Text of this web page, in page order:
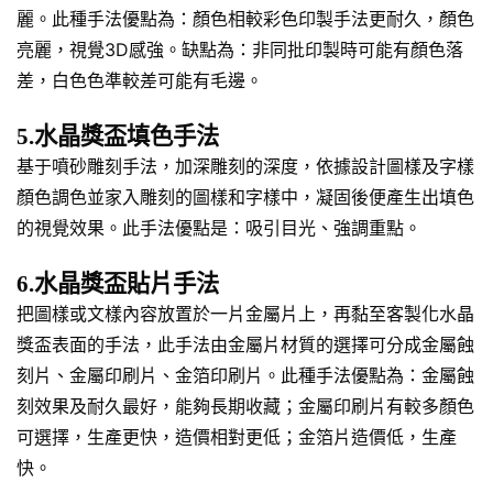
麗。此種手法優點為：顏色相較彩色印製手法更耐久，顏色
亮麗，視覺3D感強。缺點為：非同批印製時可能有顏色落
差，白色色準較差可能有毛邊。
5.水晶獎盃填色手法
基于噴砂雕刻手法，加深雕刻的深度，依據設計圖樣及字樣
顏色調色並家入雕刻的圖樣和字樣中，凝固後便產生出填色
的視覺效果。此手法優點是：吸引目光、強調重點。
6.水晶獎盃貼片手法
把圖樣或文樣內容放置於一片金屬片上，再黏至客製化水晶
獎盃表面的手法，此手法由金屬片材質的選擇可分成金屬蝕
刻片、金屬印刷片、金箔印刷片。此種手法優點為：金屬蝕
刻效果及耐久最好，能夠長期收藏；金屬印刷片有較多顏色
可選擇，生產更快，造價相對更低；金箔片造價低，生產
快。